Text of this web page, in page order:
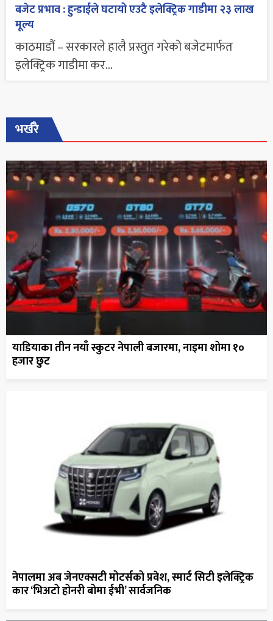
बजेट प्रभाव : हुन्डाईले घटायो एउटै इलेक्ट्रिक गाडीमा २३ लाख
मूल्य
काठमाडौं – सरकारले हालै प्रस्तुत गरेको बजेटमार्फत
इलेक्ट्रिक गाडीमा कर...
भर्खरै
याडियाका तीन नयाँ स्कुटर नेपाली बजारमा, नाइमा शोमा १०
हजार छुट
नेपालमा अब जेनएक्सटी मोटर्सको प्रवेश, स्मार्ट सिटी इलेक्ट्रिक
कार ‘भिअटो होनरी बोमा ईभी’ सार्वजनिक